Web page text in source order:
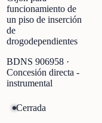
funcionamiento de
un piso de inserción
de
drogodependientes
BDNS 906958 ·
Concesión directa -
instrumental
Cerrada